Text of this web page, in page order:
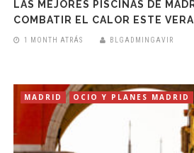
LAS MEJORES PISCINAS DE
COMBATIR EL CALOR ESTE
1 MONTH ATRÁS BLGADMINGAVIR
MADRID OCIO Y PLANES MADRID